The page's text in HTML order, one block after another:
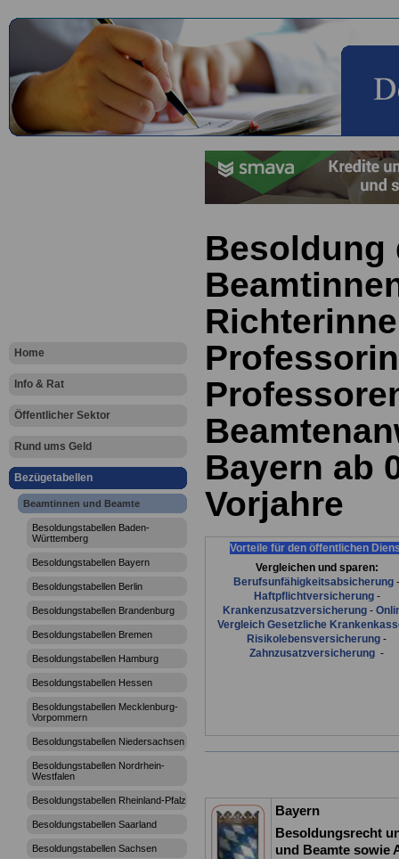
Home
Info & Rat
Öffentlicher Sektor
Rund ums Geld
Bezügetabellen
Beamtinnen und Beamte
Besoldungstabellen Baden-
Württemberg
Besoldungstabellen Bayern
Besoldungstabellen Berlin
Besoldungstabellen Brandenburg
Besoldungstabellen Bremen
Besoldungstabellen Hamburg
Besoldungstabellen Hessen
Besoldungstabellen Mecklenburg-
Vorpommern
Besoldungstabellen Niedersachsen
Besoldungstabellen Nordrhein-
Westfalen
Besoldungstabellen Rheinland-Pfalz
Besoldungstabellen Saarland
Besoldungstabellen Sachsen
Besoldung
Bayern ab
Vorjahre
Vorteile für den öffentlichen
Vergleichen und sparen:
Berufsunfähigkeitsabsicherung -
Haftpflichtversicherung-
Krankenzusatzversicherung-
Vergleich Gesetzliche
Risikolebensversicherung -
Zahnzusatzversicherung -
Bayern
Besoldungsrecht
und Beamte sowie